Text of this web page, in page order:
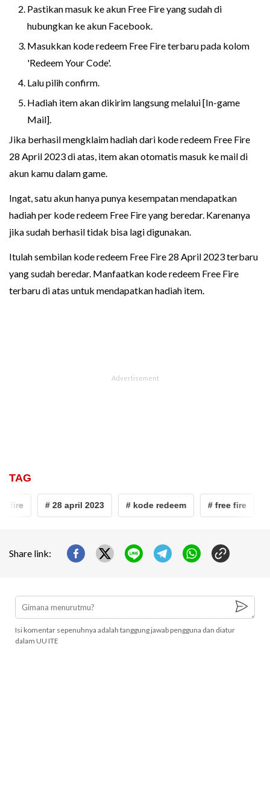
Pastikan masuk ke akun Free Fire yang sudah di
hubungkan ke akun Facebook.
Masukkan kode redeem Free Fire terbaru pada kolom
'Redeem Your Code'.
Lalu pilih confirm.
Hadiah item akan dikirim langsung melalui [In-game
Mail].
Jika berhasil mengklaim hadiah dari kode redeem Free Fire
28 April 2023 di atas, item akan otomatis masuk ke mail di
akun kamu dalam game.
Ingat, satu akun hanya punya kesempatan mendapatkan
hadiah per kode redeem Free Fire yang beredar. Karenanya
jika sudah berhasil tidak bisa lagi digunakan.
Itulah sembilan kode redeem Free Fire 28 April 2023 terbaru
yang sudah beredar. Manfaatkan kode redeem Free Fire
terbaru di atas untuk mendapatkan hadiah item.
TAG
# 28 april 2023 # kode redeem # free fire
Share link:
Isi komentar sepenuhnya adalah tanggung jawab pengguna dan diatur
dalam UU ITE